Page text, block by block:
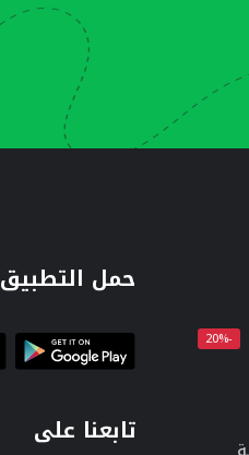
-20%
حمل التطبيق
تابعنا على